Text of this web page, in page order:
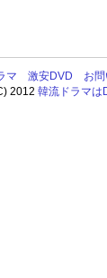
マ 激安DVD
お
2012韓流ドラマは